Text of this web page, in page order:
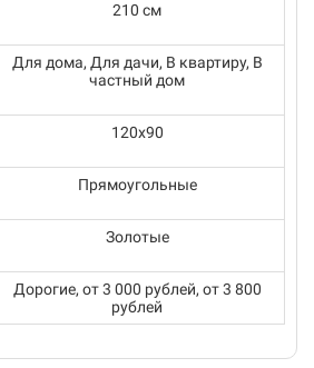
210 см
Для дома, Для дачи, В квартиру, В
частный дом
120x90
Прямоугольные
Золотые
Дорогие, от 3 000 рублей, от 3 800
рублей